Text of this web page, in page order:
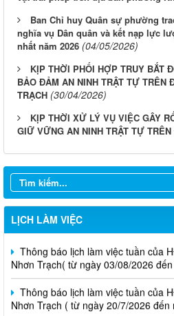
Ban Chỉ huy Quân sự phường
nghĩa vụ Dân quân và kết nạp lực
nhất năm 2026 (04/05/2026)
KỊP THỜI PHỐI HỢP TRUY BẮT
BẢO ĐẢM AN NINH TRẬT TỰ TRÊN
TRẠCH (30/04/2026)
KỊP THỜI XỬ LÝ VỤ VIỆC GÂY
GIỮ VỮNG AN NINH TRẬT TỰ
LỊCH LÀM VIỆC
Nhơn Trạch( từ ngày 03/08/2026
Thông báo lịch làm việc tuần của
Nhơn Trạch ( từ ngày 20/7/2026 đến